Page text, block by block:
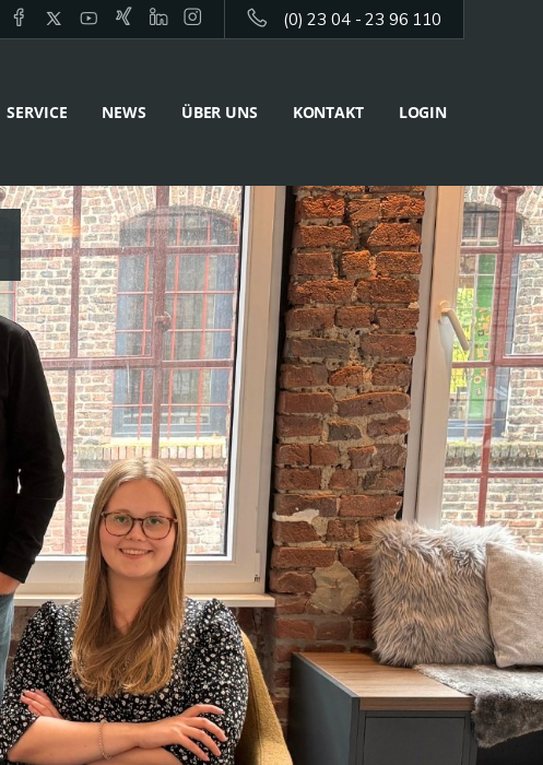
(0) 23 04 - 23 96 110
SERVICE NEWS ÜBER UNS KONTAKT LOGIN